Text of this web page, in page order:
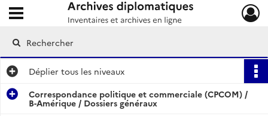
Archives diplomatiques
Ouvrir le menu déroulant
Déplier tous les niveaux
Correspondance politique et commerciale (CPCOM) /
B-Amérique / Dossiers généraux